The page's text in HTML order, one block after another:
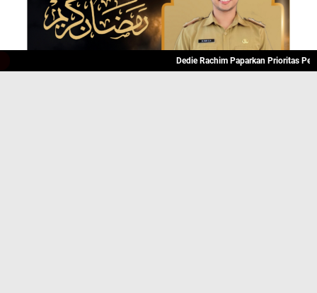
Dedie Rachim Paparkan Prioritas